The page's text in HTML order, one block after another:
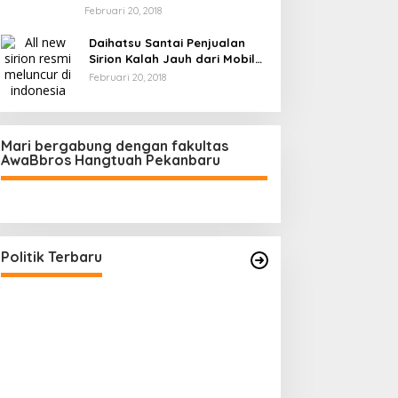
Februari 20, 2018
Daihatsu Santai Penjualan
Sirion Kalah Jauh dari Mobil
LCGC
Februari 20, 2018
Mari bergabung dengan fakultas
AwaBbros Hangtuah Pekanbaru
Politik Terbaru
“Jago” Siaga Perang, Presiden RI
Pihak Kemana?
Di Politik | Januari 18, 2026